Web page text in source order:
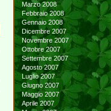
Marzo 2008
Febbraio 2008
Gennaio 2008
Dicembre 2007
Novembre 2007
Ottobre 2007
Settembre 2007
Agosto 2007
Luglio 2007
Giugno 2007
Maggio 2007
Aprile 2007